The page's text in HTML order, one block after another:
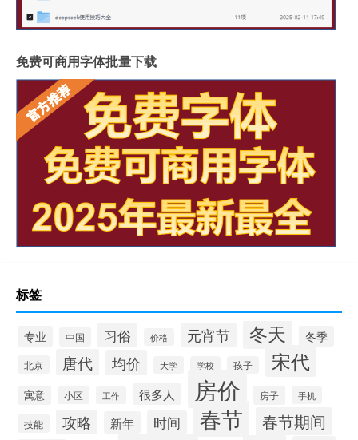
免费可商用字体批量下载
标签
专业 中国 习俗 价格 元宵节 冬天 冬季
北京 唐代 均价 大学 学校 孩子 宋代
寓意 小区 工作 很多人 房价 房子 手机
技能 攻略 新年 时间 春节 春节期间